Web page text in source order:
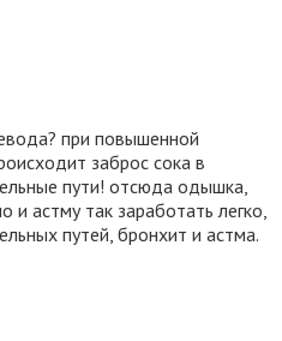
при повышенной
заброс сока в
пути! отсюда одышка,
астму так заработать легко,
путей, бронхит и астма.